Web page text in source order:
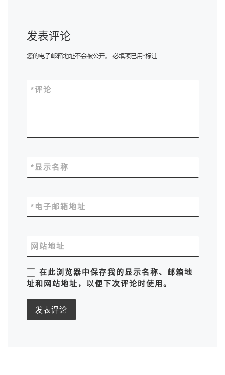
发表评论
您的电子邮箱地址不会被公开。 必填项已用*标注
评论
*
显示名称
*
电子邮箱地址
*
网站地址
在此浏览器中保存我的显示名称、邮箱地
址和网站地址，以便下次评论时使用。